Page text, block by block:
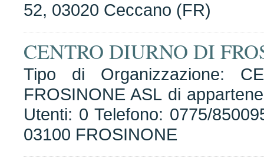
52, 03020 Ceccano (FR)
CENTRO DIURNO DI
Tipo di Organizzazione:
FROSINONE ASL di
Utenti: 0 Telefono: 0775/
03100 FROSINONE